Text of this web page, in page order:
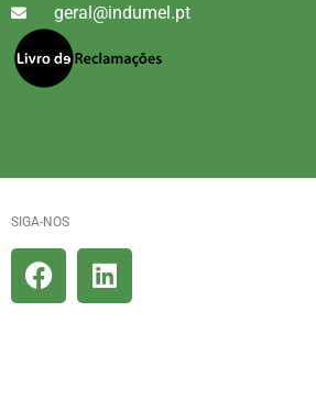
geral@indumel.pt
SIGA-NOS